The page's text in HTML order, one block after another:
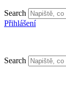
Search
Přihlášení
Search